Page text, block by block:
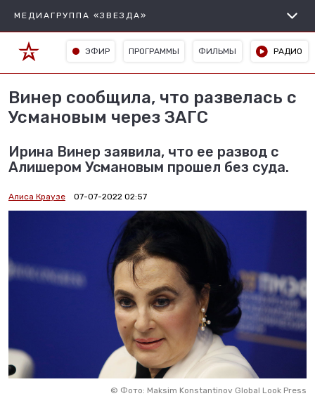
МЕДИАГРУППА «ЗВЕЗДА»
ЭФИР ПРОГРАММЫ ФИЛЬМЫ РАДИО
Винер сообщила, что развелась с
Усмановым через ЗАГС
Ирина Винер заявила, что ее развод с
Алишером Усмановым прошел без суда.
Алиса Краузе 07-07-2022 02:57
© Фото: Maksim Konstantinov Global Look Press